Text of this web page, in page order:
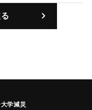
学減災